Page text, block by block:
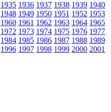
1935 1936 1937 1938 1939 1940
1948 1949 1950 1951 1952 1953
1960 1961 1962 1963 1964 1965
1972 1973 1974 1975 1976 1977
1984 1985 1986 1987 1988 1989
1996 1997 1998 1999 2000 2001